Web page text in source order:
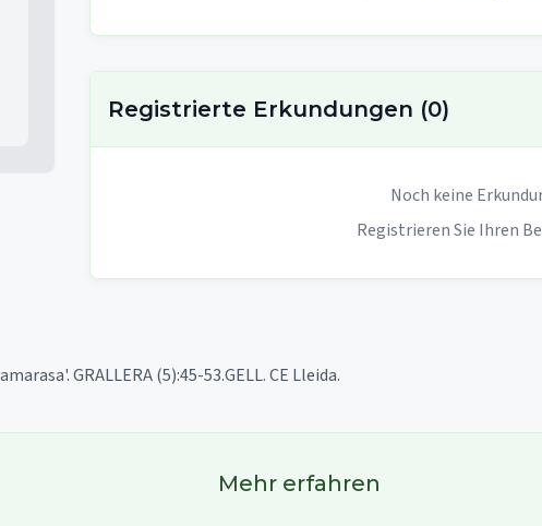
Registrierte Erkundungen (0)
Noch keine
Registrieren Sie Ihren
GRALLERA (5):45-53.GELL. CE Lleida.
Mehr erfahren